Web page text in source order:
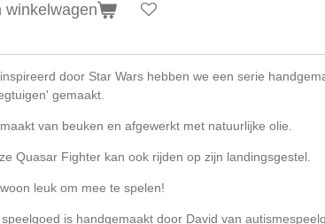
winkelwagen
door Star Wars hebben we een serie
gemaakt.
van beuken en afgewerkt met natuurlijke olie.
Quasar Fighter kan ook rijden op zijn landingsgestel.
leuk om mee te spelen!
speelgoed is handgemaakt door David van